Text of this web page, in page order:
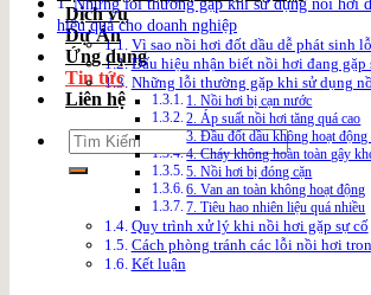
Dịch vụ
Dự Án
Ứng dụng
Tin tức
Liên hệ
Search
for:
hiệu quả cho doanh nghiệp
Vì sao nồi hơi đốt dầu dễ phát sinh
Dấu hiệu nhận biết nồi hơi đang gặp
Những lỗi thường gặp khi sử dụng
1. Nồi hơi bị cạn nước
2. Áp suất nồi hơi tăng quá cao
3. Đầu đốt dầu không hoạt động
4. Cháy không hoàn toàn gây
5. Nồi hơi bị đóng cặn
6. Van an toàn không hoạt động
7. Tiêu hao nhiên liệu quá nhiều
Quy trình xử lý khi nồi hơi gặp sự cố
Cách phòng tránh các lỗi nồi hơi
Kết luận